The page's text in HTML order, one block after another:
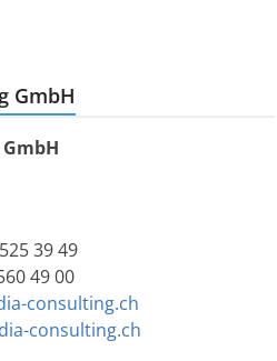
GmbH
39 49
49 00
consulting.ch
consulting.ch